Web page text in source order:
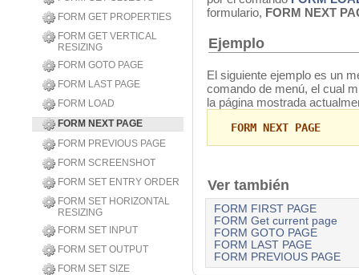
FORM GET PROPERTIES
FORM GET VERTICAL
RESIZING
FORM GOTO PAGE
FORM LAST PAGE
FORM LOAD
FORM NEXT PAGE
FORM PREVIOUS PAGE
FORM SCREENSHOT
FORM SET ENTRY ORDER
FORM SET HORIZONTAL
RESIZING
FORM SET INPUT
FORM SET OUTPUT
FORM SET SIZE
formulario, FORM NEXT
Ejemplo
El siguiente ejemplo es un
comando de menú, el cual
la página mostrada
FORM NEXT PAGE
Ver también
FORM FIRST PAGE
FORM Get current page
FORM GOTO PAGE
FORM LAST PAGE
FORM PREVIOUS PAGE